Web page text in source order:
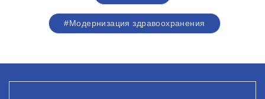
#Модернизация здравоохранения